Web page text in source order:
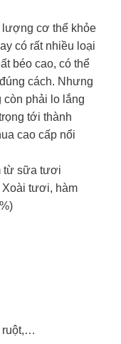
lượng cơ thể khỏe
có rất nhiều loại
béo cao, có thể
cách. Nhưng
còn phải lo lắng
tới thành
cao cấp nổi
sữa tươi
Xoài tươi, hàm
ruột,…